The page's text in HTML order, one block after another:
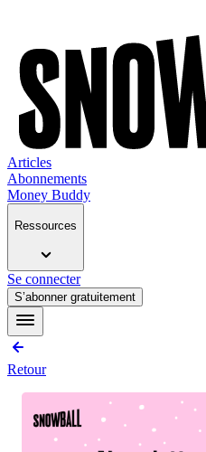
Articles
Abonnements
Money Buddy
Ressources
Se connecter
S’abonner gratuitement
Retour